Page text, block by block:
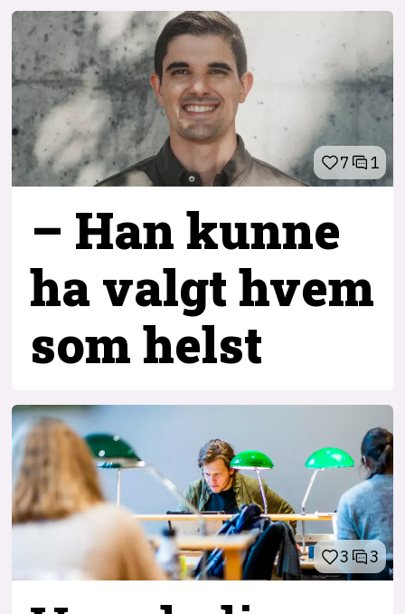
7 1
– Han kunne
ha valgt hvem
som helst
3 3